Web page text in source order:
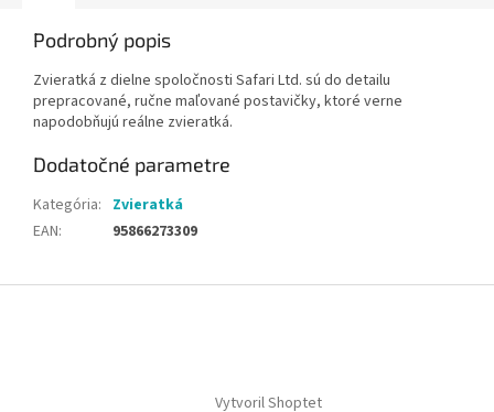
Podrobný popis
Zvieratká z dielne spoločnosti Safari Ltd. sú do detailu
prepracované, ručne maľované postavičky, ktoré verne
napodobňujú reálne zvieratká.
Dodatočné parametre
Kategória: Zvieratká
EAN: 95866273309
Vytvoril Shoptet